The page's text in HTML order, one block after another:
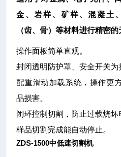
金、岩样、矿样、混凝土
（齿、骨）等材料进行精密
操作面板简单直观。
封闭透明防护罩、安全开关为
配重滑动加载系统，操作更
品损害。
闭环控制切割，防止过载烧坏
样品切割完成能自动停止。
ZDS-1500中低速切割机